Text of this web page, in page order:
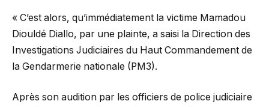
« C’est alors, qu’immédiatement la victime Mamadou
Diouldé Diallo, par une plainte, a saisi la Direction des
Investigations Judiciaires du Haut Commandement de
la Gendarmerie nationale (PM3).
Après son audition par les officiers de police judiciaire